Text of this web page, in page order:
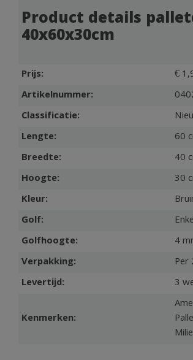
Product details
40x60x30cm
Prijs:
€
Artikelnummer:
Classificatie:
Lengte:
60
Breedte:
40
Hoogte:
30
Kleur:
Golf:
Golfhoogte:
4
Verpakking:
Per
Levertijd:
3
Kenmerken: